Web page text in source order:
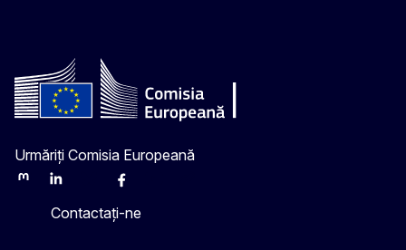
Urmăriți Comisia Europeană
MastodonLinkedInBlueskyFacebook
Contactați-ne